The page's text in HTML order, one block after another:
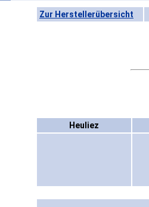
Zur Herstellerübersicht
Heuliez